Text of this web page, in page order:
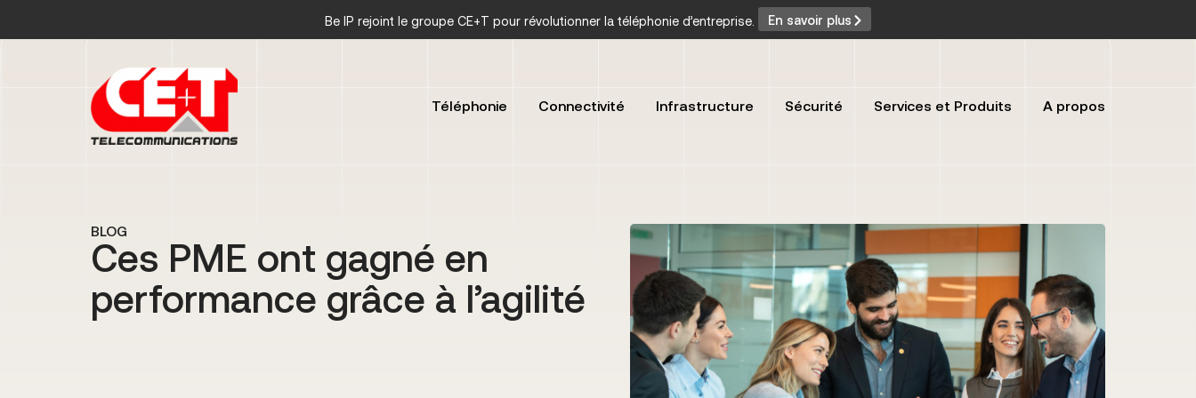
Be IP rejoint le groupe CE+T pour révolutionner la téléphonie d’entreprise. En savoir plus
Téléphonie Connectivité Infrastructure Sécurité Services et Produits A propos
BLOG
Ces PME ont gagné en
performance grâce à l’agilité